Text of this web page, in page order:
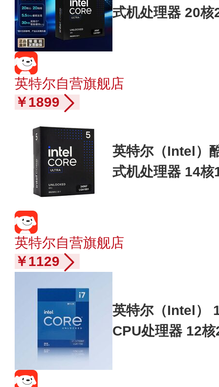
式机处理器 20
英特尔自营旗舰店
￥1899
英特尔（Intel）
式机处理器 14
英特尔自营旗舰店
￥1129
英特尔（Intel）
CPU处理器 12